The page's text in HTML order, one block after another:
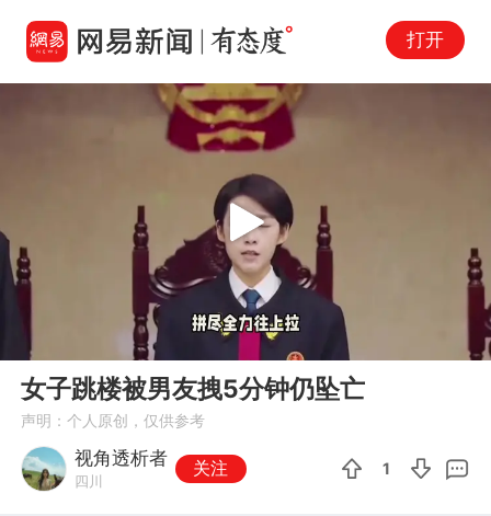
打开
Play
女子跳楼被男友拽5分钟仍坠亡
声明：个人原创，仅供参考
视角透析者
四川
关注 1